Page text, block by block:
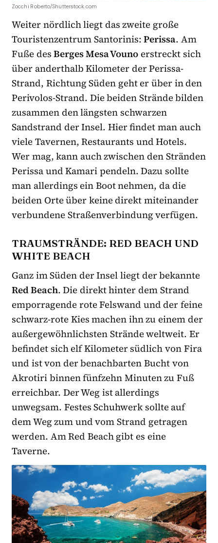
Zocchi Roberto/Shutterstock.com
Weiter nördlich liegt das zweite große
Touristenzentrum Santorinis:Perissa. Am
Fuße desBerges Mesa Vouno erstreckt sich
über anderthalb Kilometer der Perissa-
Strand, Richtung Süden geht er über in den
Perivolos-Strand. Die beiden Strände bilden
zusammen den längsten schwarzen
Sandstrand der Insel. Hier findet man auch
viele Tavernen, Restaurants und Hotels.
Wer mag, kann auch zwischen den Stränden
Perissa und Kamari pendeln. Dazu sollte
man allerdings ein Boot nehmen, da die
beiden Orte über keine direkt miteinander
verbundene Straßenverbindung verfügen.
TRAUMSTRÄNDE: RED BEACH UND
WHITE BEACH
Ganz im Süden der Insel liegt der bekannte
Red Beach. Die direkt hinter dem Strand
emporragende rote Felswand und der feine
schwarz-rote Kies machen ihn zu einem der
außergewöhnlichsten Strände weltweit. Er
befindet sich elf Kilometer südlich von Fira
und ist von der benachbarten Bucht von
Akrotiri binnen fünfzehn Minuten zu Fuß
erreichbar. Der Weg ist allerdings
unwegsam. Festes Schuhwerk sollte auf
dem Weg zum und vom Strand getragen
werden. Am Red Beach gibt es eine
Taverne.